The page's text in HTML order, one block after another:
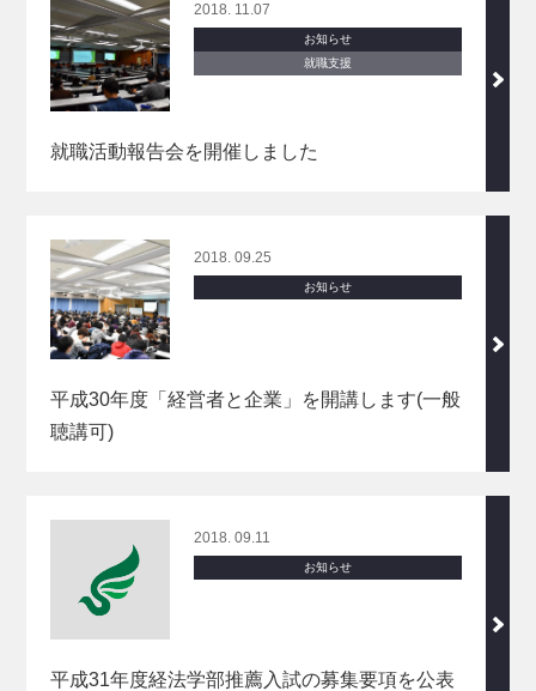
2018. 11.07
お知らせ
就職支援
就職活動報告会を開催しました
2018. 09.25
お知らせ
平成30年度「経営者と企業」を開講します(一般
聴講可)
2018. 09.11
お知らせ
平成31年度経法学部推薦入試の募集要項を公表